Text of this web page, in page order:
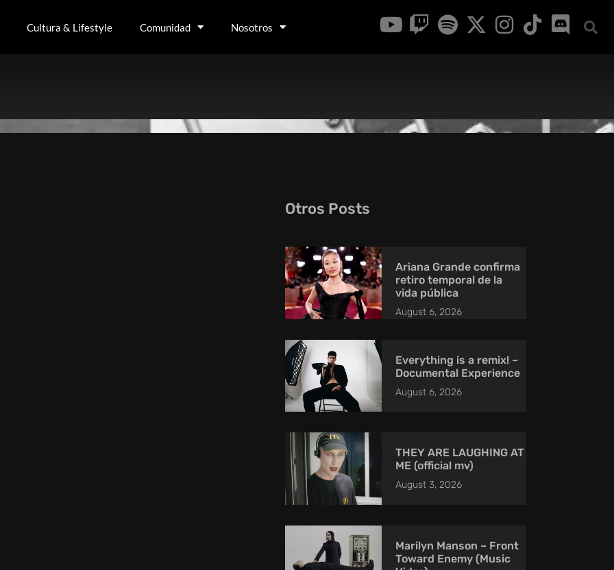
Cultura & Lifestyle Comunidad Nosotros
Otros Posts
Ariana Grande confirma
retiro temporal de la
vida pública
August 6, 2026
Everything is a remix! –
Documental Experience
August 6, 2026
THEY ARE LAUGHING AT
ME (official mv)
August 3, 2026
Marilyn Manson – Front
Toward Enemy (Music